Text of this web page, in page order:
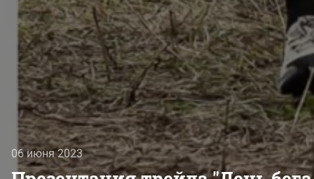
06 июня 2023